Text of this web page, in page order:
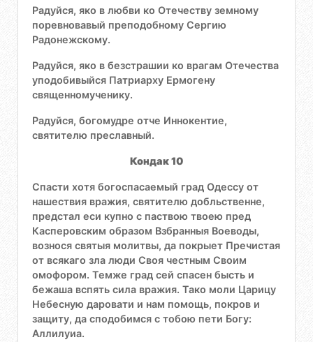
Радуйся, яко в любви ко Отечеству земному
поревновавый преподобному Сергию
Радонежскому.
Радуйся, яко в безстрашии ко врагам Отечества
уподобивыйся Патриарху Ермогену
священномученику.
Радуйся, богомудре отче Иннокентие,
святителю преславный.
Кондак 10
Спасти хотя богоспасаемый град Одессу от
нашествия вражия, святителю добльственне,
предстал еси купно с паствою твоею пред
Касперовским образом Взбранныя Воеводы,
вознося святыя молитвы, да покрыет Пречистая
от всякаго зла люди Своя честным Своим
омофором. Темже град сей спасен бысть и
бежаша вспять сила вражия. Тако моли Царицу
Небесную даровати и нам помощь, покров и
защиту, да сподобимся с тобою пети Богу:
Аллилуиа.